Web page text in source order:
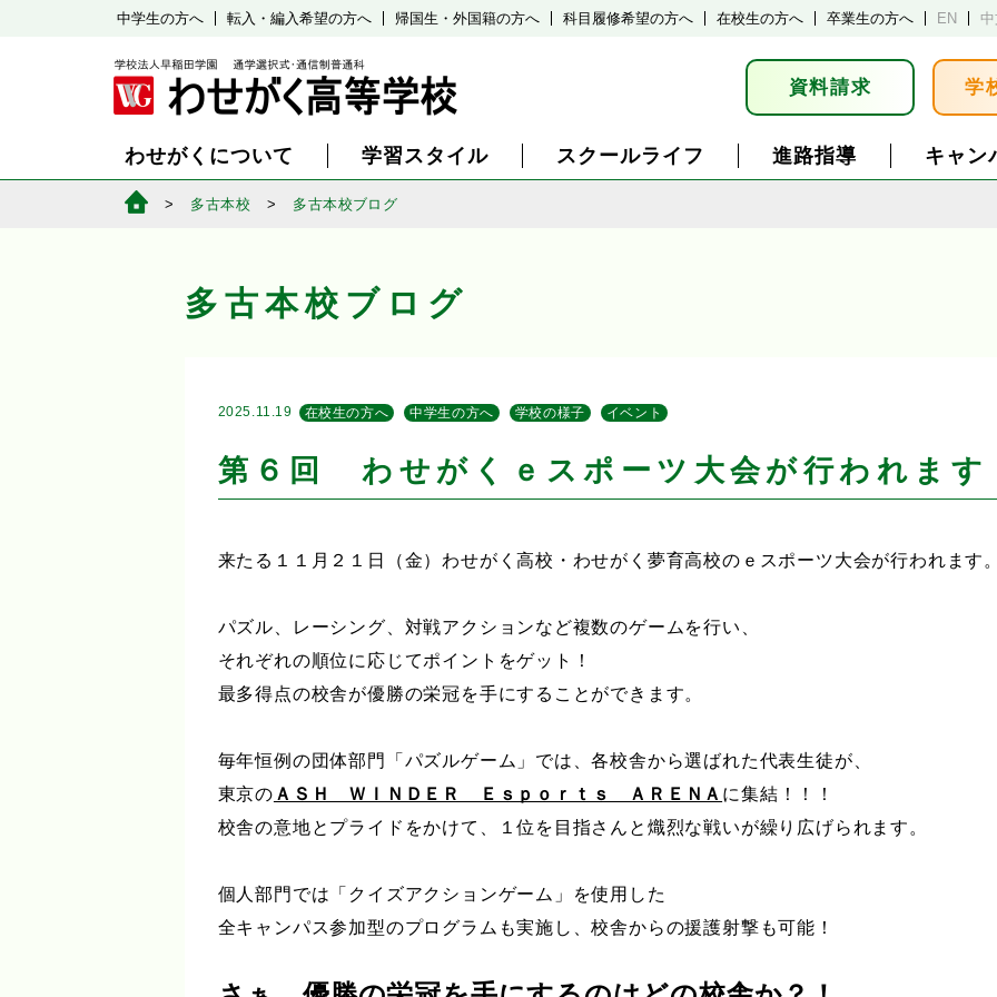
中学生の方へ 転入・編入希望の方へ 帰国生・外国籍の方へ 科目履修希望の方へ 在校生の方へ 卒業生の方へ EN
資料請求 学
わせがくについて 学習スタイル スクールライフ 進路指導 キャン
多古本校 多古本校ブログ
多古本校ブログ
2025.11.19 在校生の方へ 中学生の方へ 学校の様子 イベント
第６回 わせがくｅスポーツ大会が行われます
来たる１１月２１日（金）わせがく高校・わせがく夢育高校のｅスポーツ大会が行われます
パズル、レーシング、対戦アクションなど複数のゲームを行い、
それぞれの順位に応じてポイントをゲット！
最多得点の校舎が優勝の栄冠を手にすることができます。
毎年恒例の団体部門「パズルゲーム」では、各校舎から選ばれた代表生徒が、
東京の ＡＳＨ ＷＩＮＤＥＲ Ｅｓｐｏｒｔｓ ＡＲＥＮＡ に集結！！！
校舎の意地とプライドをかけて、１位を目指さんと熾烈な戦いが繰り広げられます。
個人部門では「クイズアクションゲーム」を使用した
全キャンパス参加型のプログラムも実施し、校舎からの援護射撃も可能！